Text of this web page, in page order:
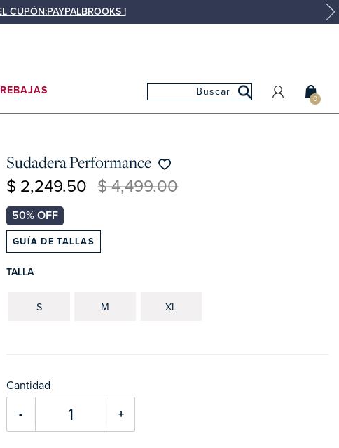
CUPÓN:PAYPALBROOKS !
0
REBAJAS
Sudadera Performance
$ 4,499.00
$ 2,249.50
GUÍA DE TALLAS
TALLA
M
S XL
Cantidad
+
-